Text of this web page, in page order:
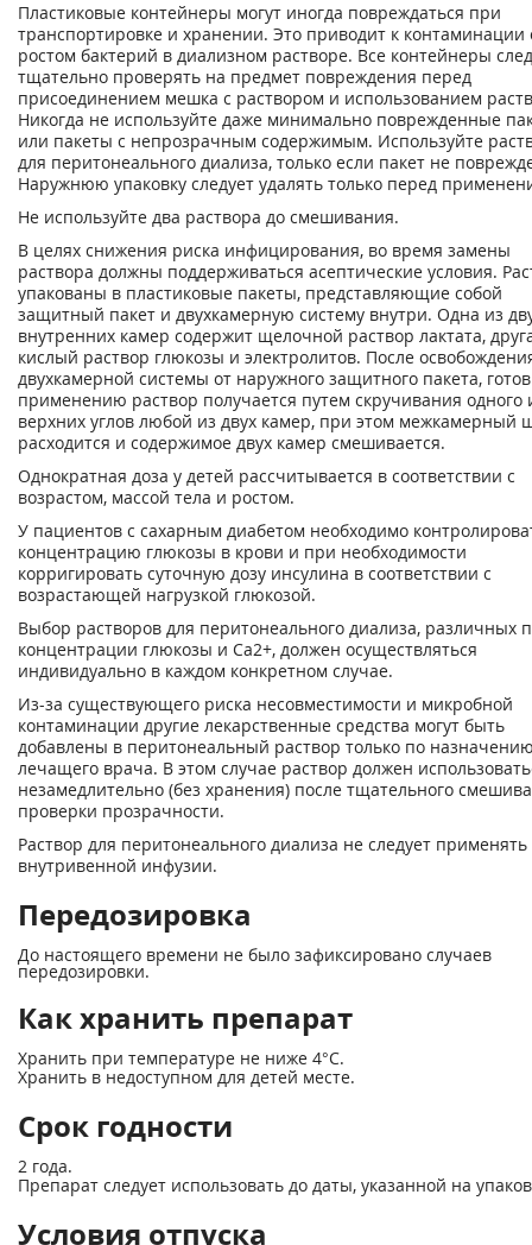
Пластиковые контейнеры могут иногда повреждаться при
транспортировке и хранении. Это приводит к контаминации
ростом бактерий в диализном растворе. Все контейнеры
тщательно проверять на предмет повреждения перед
присоединением мешка с раствором и использованием
Никогда не используйте даже минимально поврежденные
или пакеты с непрозрачным содержимым. Используйте
для перитонеального диализа, только если пакет не
Наружнюю упаковку следует удалять только перед
Не используйте два раствора до смешивания.
В целях снижения риска инфицирования, во время замены
раствора должны поддерживаться асептические условия.
упакованы в пластиковые пакеты, представляющие собой
защитный пакет и двухкамерную систему внутри. Одна из
внутренних камер содержит щелочной раствор лактата,
кислый раствор глюкозы и электролитов. После
двухкамерной системы от наружного защитного пакета,
применению раствор получается путем скручивания одного
верхних углов любой из двух камер, при этом межкамерный
расходится и содержимое двух камер смешивается.
Однократная доза у детей рассчитывается в соответствии с
возрастом, массой тела и ростом.
У пациентов с сахарным диабетом необходимо
концентрацию глюкозы в крови и при необходимости
корригировать суточную дозу инсулина в соответствии с
возрастающей нагрузкой глюкозой.
Выбор растворов для перитонеального диализа, различных
концентрации глюкозы и Са2+, должен осуществляться
индивидуально в каждом конкретном случае.
Из-за существующего риска несовместимости и микробной
контаминации другие лекарственные средства могут быть
добавлены в перитонеальный раствор только по
лечащего врача. В этом случае раствор должен
незамедлительно (без хранения) после тщательного
проверки прозрачности.
Раствор для перитонеального диализа не следует применять
внутривенной инфузии.
Передозировка
До настоящего времени не было зафиксировано случаев
передозировки.
Как хранить препарат
Хранить при температуре не ниже 4°С.
Хранить в недоступном для детей месте.
Срок годности
2 года.
Препарат следует использовать до даты, указанной на
Условия отпуска